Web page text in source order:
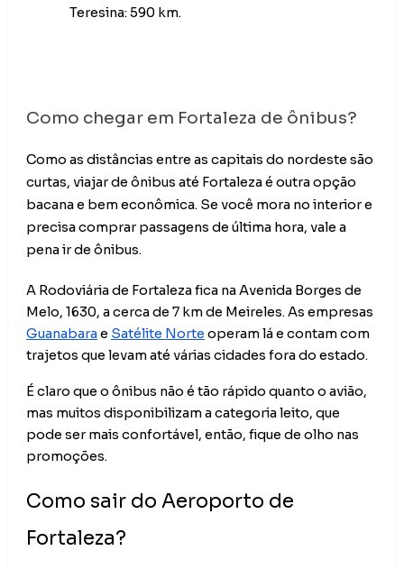
Teresina: 590 km.
Como chegar em Fortaleza de ônibus?
Como as distâncias entre as capitais do nordeste são
curtas, viajar de ônibus até Fortaleza é outra opção
bacana e bem econômica. Se você mora no interior e
precisa comprar passagens de última hora, vale a
pena ir de ônibus.
A Rodoviária de Fortaleza fica na Avenida Borges de
Guanabara e Satélite Norte operam lá e contam com
trajetos que levam até várias cidades fora do estado.
É claro que o ônibus não é tão rápido quanto o avião,
mas muitos disponibilizam a categoria leito, que
pode ser mais confortável, então, fique de olho nas
promoções.
Como sair do Aeroporto de
Fortaleza?